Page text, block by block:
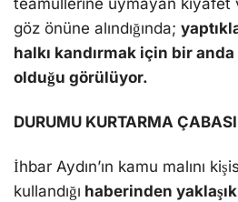
teamüllerine uymayan kıyafet
göz önüne alındığında;
halkı kandırmak için bir
olduğu görülüyor.
DURUMU KURTARMA
İhbar Aydın’ın kamu malını
kullandığı haberinden